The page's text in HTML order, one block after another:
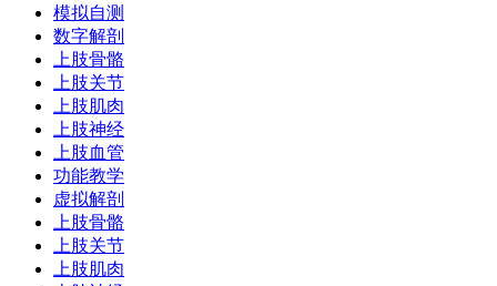
模拟自测
数字解剖
上肢骨骼
上肢关节
上肢肌肉
上肢神经
上肢血管
功能教学
虚拟解剖
上肢骨骼
上肢关节
上肢肌肉